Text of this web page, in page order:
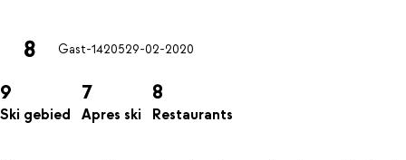
8 Gast-1420529-02-2020
9
Ski gebied
7
Apres ski
8
Restaurants